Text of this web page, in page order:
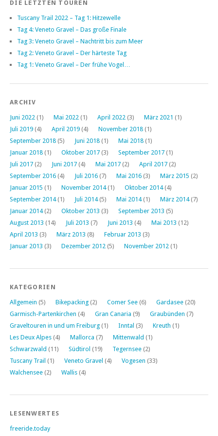
DIE LETZTEN TOUREN
Tuscany Trail 2022 – Tag 1: Hitzewelle
Tag 4: Veneto Gravel – Das große Finale
Tag 3: Veneto Gravel – Nachtritt bis zum Meer
Tag 2: Veneto Gravel – Der härteste Tag
Tag 1: Veneto Gravel – Der frühe Vogel…
ARCHIV
Juni 2022 (1) Mai 2022 (1) April 2022 (3) März 2021 (1)
Juli 2019 (4) April 2019 (4) November 2018 (1)
September 2018 (5) Juni 2018 (1) Mai 2018 (1)
Januar 2018 (1) Oktober 2017 (3) September 2017 (1)
Juli 2017 (2) Juni 2017 (4) Mai 2017 (2) April 2017 (2)
September 2016 (4) Juli 2016 (7) Mai 2016 (3) März 2015 (2)
Januar 2015 (1) November 2014(1) Oktober 2014(4)
September 2014(1) Juli 2014(5) Mai 2014(1) März 2014(7)
Januar 2014(2) Oktober 2013 (3) September 2013 (5)
August 2013 (14) Juli 2013 (7) Juni 2013 (4) Mai 2013 (12)
April 2013 (3) März 2013 (8) Februar 2013 (3)
Januar 2013 (3) Dezember 2012 (5) November 2012 (1)
KATEGORIEN
Allgemein (5) Bikepacking (2) Comer See (6) Gardasee (20)
Garmisch-Partenkirchen (4) Gran Canaria (9) Graubünden (7)
Graveltouren in und um Freiburg (1) Inntal (3) Kreuth (1)
Les Deux Alpes (4) Mallorca (7) Mittenwald (1)
Schwarzwald (11) Südtirol (19) Tegernsee (2)
Tuscany Trail (1) Veneto Gravel (4) Vogesen (33)
Walchensee (2) Wallis (4)
LESENWERTES
freeride.today